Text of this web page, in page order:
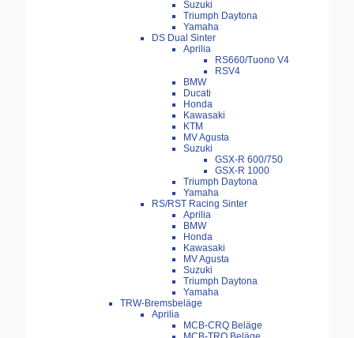
Suzuki
Triumph Daytona
Yamaha
DS Dual Sinter
Aprilia
RS660/Tuono V4
RSV4
BMW
Ducati
Honda
Kawasaki
KTM
MV Agusta
Suzuki
GSX-R 600/750
GSX-R 1000
Triumph Daytona
Yamaha
RS/RST Racing Sinter
Aprilia
BMW
Honda
Kawasaki
MV Agusta
Suzuki
Triumph Daytona
Yamaha
TRW-Bremsbeläge
Aprilia
MCB-CRQ Beläge